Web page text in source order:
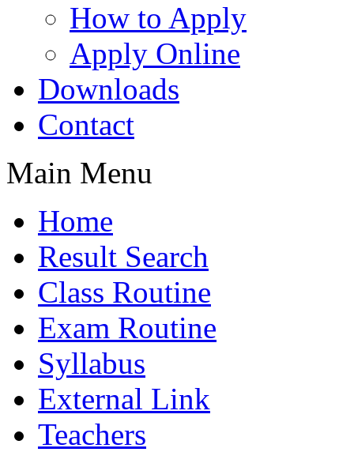
How to Apply
Apply Online
Downloads
Contact
Main Menu
Home
Result Search
Class Routine
Exam Routine
Syllabus
External Link
Teachers